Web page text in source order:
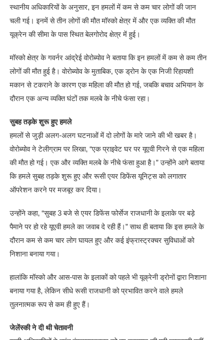
स्थानीय अधिकारियों के अनुसार, इन हमलों में कम से कम चार लोगों की जान
चली गई। इनमें से तीन लोगों की मौत मॉस्को क्षेत्र में और एक व्यक्ति की मौत
यूक्रेन की सीमा के पास स्थित बेलगोरोद क्षेत्र में हुई।
मॉस्को क्षेत्र के गवर्नर आंद्रेई वोरोब्योव ने बताया कि इन हमलों में कम से कम तीन
लोगों की मौत हुई है। वोरोब्योव के मुताबिक, एक ड्रोन के एक निजी रिहायशी
मकान से टकराने के कारण एक महिला की मौत हो गई, जबकि बचाव अभियान के
दौरान एक अन्य व्यक्ति घंटों तक मलबे के नीचे फंसा रहा।
सुबह तड़के शुरू हुए हमले
हमलों से जुड़ी अलग-अलग घटनाओं में दो लोगों के मारे जाने की भी खबर है।
वोरोब्योव ने टेलीग्राम पर लिखा, “एक प्राइवेट घर पर यूएवी गिरने से एक महिला
की मौत हो गई। एक और व्यक्ति मलबे के नीचे फंसा हुआ है।” उन्होंने आगे बताया
कि हमले सुबह तड़के शुरू हुए और रूसी एयर डिफेंस यूनिट्स को लगातार
ऑपरेशन करने पर मजबूर कर दिया।
उन्होंने कहा, “सुबह 3 बजे से एयर डिफेंस फोर्सेज राजधानी के इलाके पर बड़े
पैमाने पर हो रहे यूएवी हमले का जवाब दे रही हैं।” साथ ही बताया कि इस हमले के
दौरान कम से कम चार लोग घायल हुए और कई इंफ्रास्ट्रक्चर सुविधाओं को
निशाना बनाया गया।
हालांकि मॉस्को और आस-पास के इलाकों को पहले भी यूक्रेनी ड्रोनों द्वारा निशाना
बनाया गया है, लेकिन सीधे रूसी राजधानी को प्रभावित करने वाले हमले
तुलनात्मक रूप से कम ही हुए हैं।
जेलेंस्की ने दी थी चेतावनी